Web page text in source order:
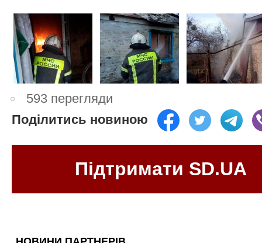
593 перегляди
Поділитись новиною
Підтримати SD.UA